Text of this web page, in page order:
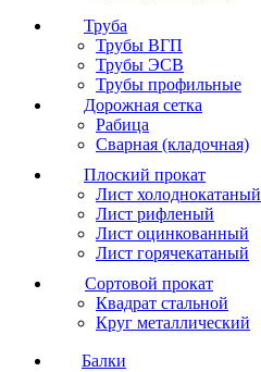
Труба
Трубы ВГП
Трубы ЭСВ
Трубы профильные
Дорожная сетка
Рабица
Сварная (кладочная)
Плоский прокат
Лист холоднокатаный
Лист рифленый
Лист оцинкованный
Лист горячекатаный
Сортовой прокат
Квадрат стальной
Круг металлический
Балки